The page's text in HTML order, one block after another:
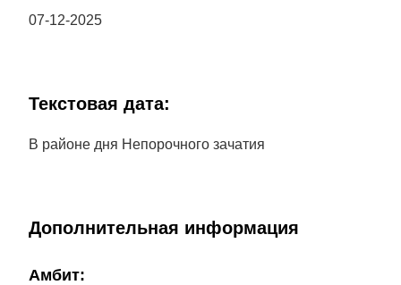
07-12-2025
Текстовая дата:
В районе дня Непорочного зачатия
Дополнительная информация
Амбит: